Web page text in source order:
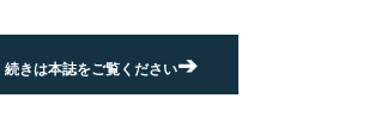
続きは本誌をご覧ください➔